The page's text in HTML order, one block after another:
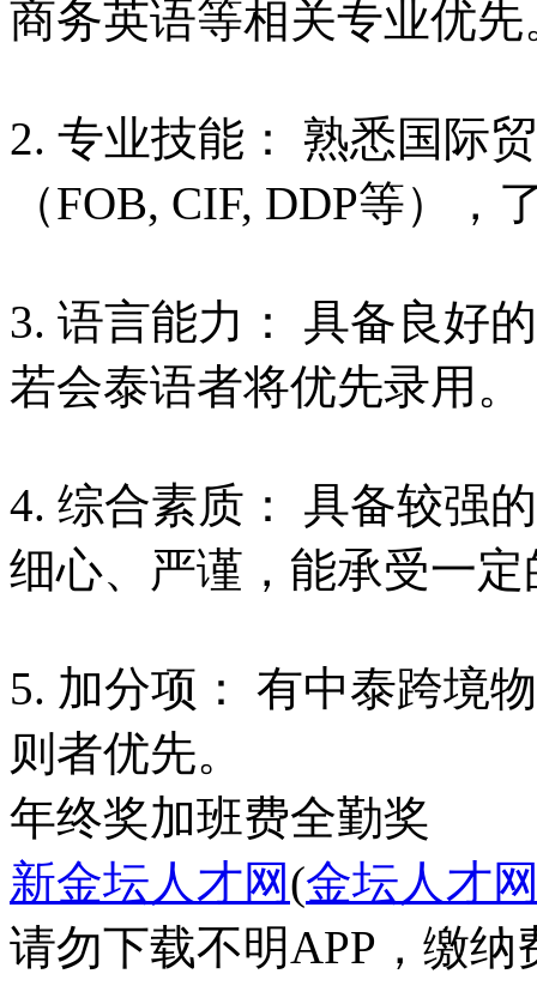
商务英语等相关专业优先
2. 专业技能： 熟悉国际
（FOB, CIF, DDP等）
3. 语言能力： 具备良好
若会泰语者将优先录用。
4. 综合素质： 具备较强
细心、严谨，能承受一
5. 加分项： 有中泰跨境
年终奖加班费全勤奖
新金坛人才网(金坛人才
请勿下载不明APP，缴